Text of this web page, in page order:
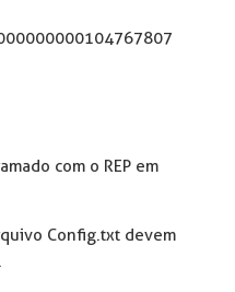
com o REP em
Config.txt devem